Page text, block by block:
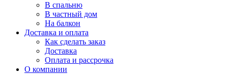
В спальню
В частный дом
На балкон
Доставка и оплата
Как сделать заказ
Доставка
Оплата и рассрочка
О компании